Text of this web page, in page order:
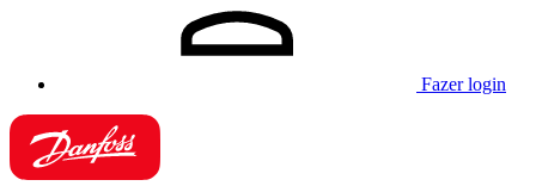
Fazer login